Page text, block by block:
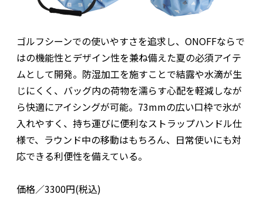
ゴルフシーンでの使いやすさを追求し、ONOFFならで
はの機能性とデザイン性を兼ね備えた夏の必須アイテ
ムとして開発。防湿加工を施すことで結露や水滴が生
じにくく、バッグ内の荷物を濡らす心配を軽減しなが
ら快適にアイシングが可能。73mmの広い口枠で氷が
入れやすく、持ち運びに便利なストラップハンドル仕
様で、ラウンド中の移動はもちろん、日常使いにも対
応できる利便性を備えている。
価格／3300円(税込)